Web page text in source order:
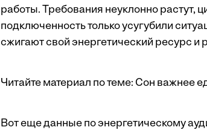
работы. Требования неуклонно растут,
подключенность только усугубили
сжигают свой энергетический ресурс и
Читайте материал по теме: Сон важнее
Вот еще данные по энергетическому